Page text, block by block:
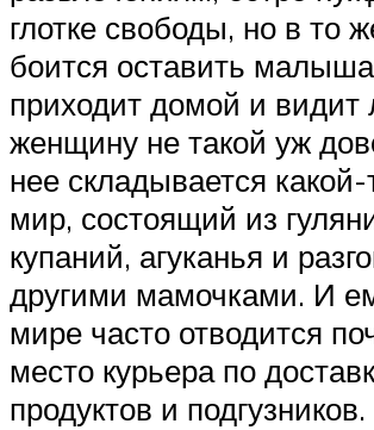
глотке свободы, но в то
боится оставить
приходит домой и
женщину не такой уж
нее складывается какой-
мир, состоящий из
купаний, агуканья и
другими мамочками. И
мире часто отводится
место курьера по
продуктов и подгузников.